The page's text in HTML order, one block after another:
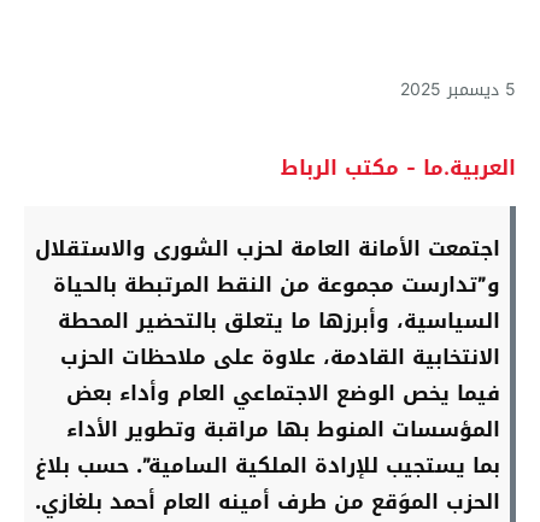
5 ديسمبر 2025
العربية.ما - مكتب الرباط
اجتمعت الأمانة العامة لحزب الشورى والاستقلال
و”تدارست مجموعة من النقط المرتبطة بالحياة
السياسية، وأبرزها ما يتعلق بالتحضير المحطة
الانتخابية القادمة، علاوة على ملاحظات الحزب
فيما يخص الوضع الاجتماعي العام وأداء بعض
المؤسسات المنوط بها مراقبة وتطوير الأداء
بما يستجيب للإرادة الملكية السامية”. حسب بلاغ
الحزب الموَقع من طرف أمينه العام أحمد بلغازي.